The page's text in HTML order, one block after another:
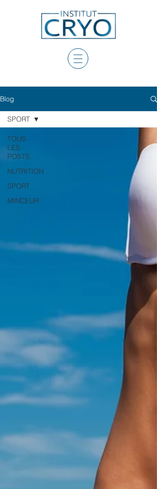
Blog
TOUS
LES
POSTS
NUTRITION
SPORT
MINCEUR
SPORT